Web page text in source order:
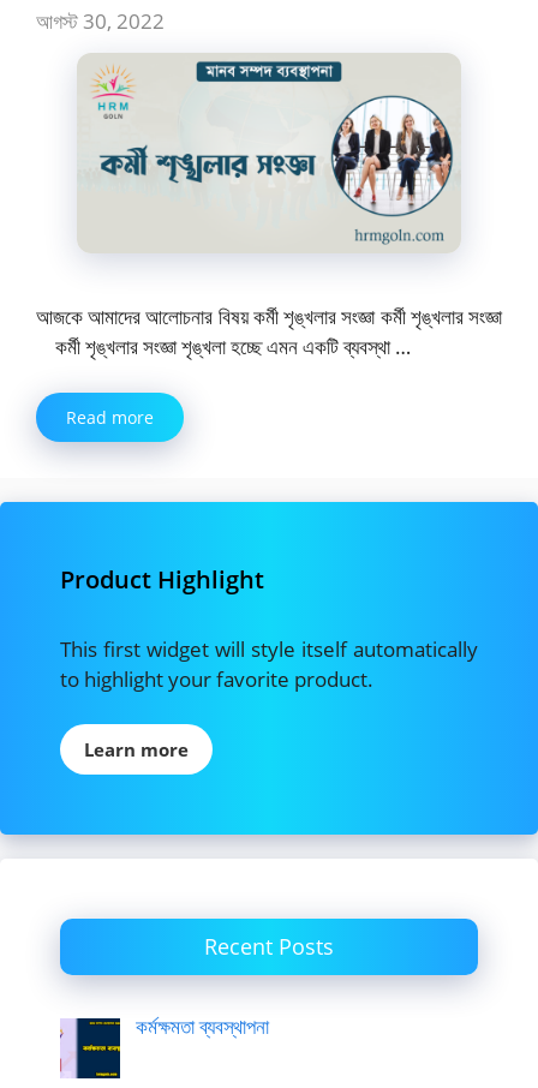
আগস্ট 30, 2022
আজকে আমাদের আলোচনার বিষয় কর্মী শৃঙ্খলার সংজ্ঞা কর্মী শৃঙ্খলার সংজ্ঞা
কর্মী শৃঙ্খলার সংজ্ঞা শৃঙ্খলা হচ্ছে এমন একটি ব্যবস্থা …
Read more
Product Highlight
This first widget will style itself automatically
to highlight your favorite product.
Learn more
Recent Posts
কর্মক্ষমতা ব্যবস্থাপনা